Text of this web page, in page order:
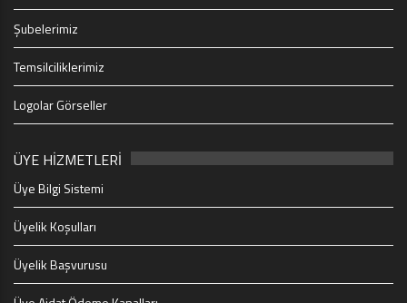
Şubelerimiz
Temsilciliklerimiz
Logolar Görseller
ÜYE HİZMETLERİ
Üye Bilgi Sistemi
Üyelik Koşulları
Üyelik Başvurusu